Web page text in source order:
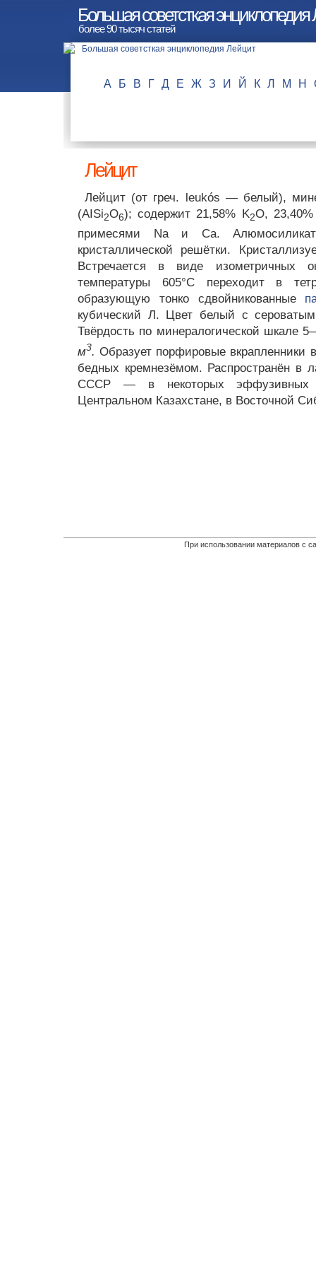
Большая советсткая энциклопедия
более 90 тысяч статей
А Б В Г Д Е Ж З И Й К Л М Н
Лейцит
Лейцит (от греч. leukós — белый),
(AISi2O6); содержит 21,58% K2O,
примесями Na и Ca. Алюмосиликат
кристаллической решётки.
Встречается в виде изометричных
температуры 605°С переходит в
образующую тонко сдвойникованные
кубический Л. Цвет белый с
Твёрдость по минералогической шкале
м3. Образует порфировые вкрапленники
бедных кремнезёмом. Распространён в
СССР — в некоторых эффузивных
Центральном Казахстане, в Восточной
При использовании материалов с